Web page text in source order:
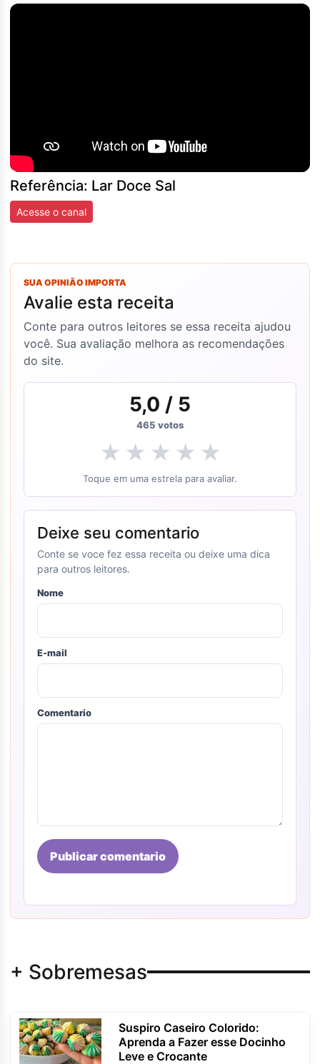
Referência: Lar Doce Sal
Acesse o canal
SUA OPINIÃO IMPORTA
Avalie esta receita
Conte para outros leitores se essa receita ajudou
você. Sua avaliação melhora as recomendações
do site.
5,0 / 5
465 votos
★ ★ ★ ★ ★
Toque em uma estrela para avaliar.
Deixe seu comentario
Conte se voce fez essa receita ou deixe uma dica
para outros leitores.
Nome
E-mail
Comentario
Publicar comentario
+ Sobremesas
Suspiro Caseiro Colorido:
Aprenda a Fazer esse Docinho
Leve e Crocante